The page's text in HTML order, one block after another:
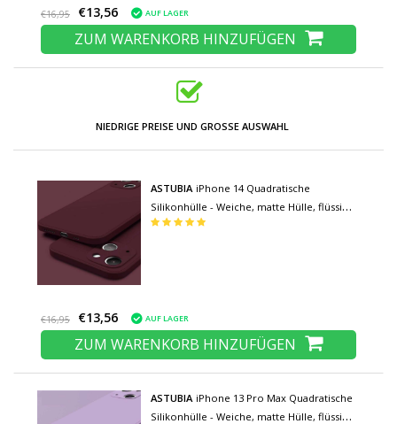
€16,95 €13,56 AUF LAGER
ZUM WARENKORB HINZUFÜGEN
NIEDRIGE PREISE UND GROSSE AUSWAHL
ASTUBIA iPhone 14 Quadratische
Silikonhülle - Weiche, matte Hülle, flüssige
Hülle, braun
€16,95 €13,56 AUF LAGER
ZUM WARENKORB HINZUFÜGEN
ASTUBIA iPhone 13 Pro Max Quadratische
Silikonhülle - Weiche, matte Hülle, flüssige